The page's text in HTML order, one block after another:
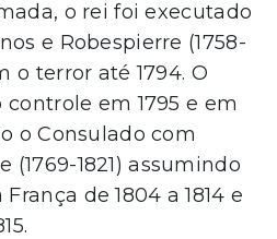
o rei foi executado
e Robespierre (1758-
o terror até 1794. O
em 1795 e em
o Consulado com
(1769-1821) assumindo
de 1804 a 1814 e